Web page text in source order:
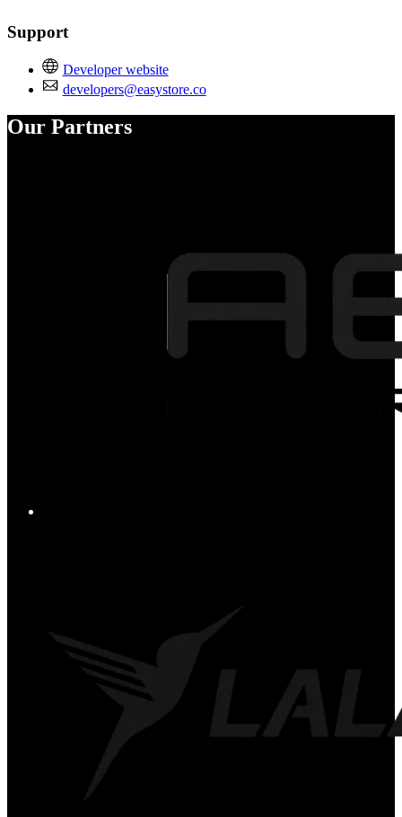
Support
Developer website
developers@easystore.co
Our Partners